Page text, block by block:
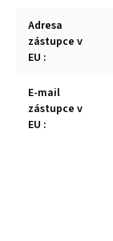
Adresa
zástupce v
EU :
E-mail
zástupce v
EU :